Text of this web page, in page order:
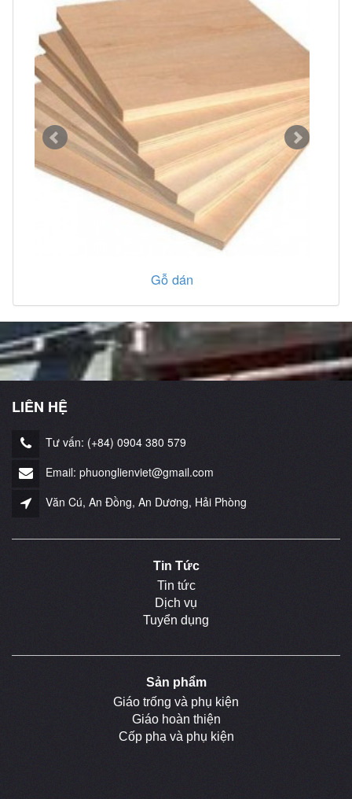
Gỗ dán
LIÊN HỆ
Tư vấn: (+84) 0904 380 579
Email: phuonglienviet@gmail.com
Văn Cú, An Đồng, An Dương, Hải Phòng
Tin Tức
Tin tức
Dịch vụ
Tuyển dụng
Sản phẩm
Giáo trống và phụ kiện
Giáo hoàn thiện
Cốp pha và phụ kiện